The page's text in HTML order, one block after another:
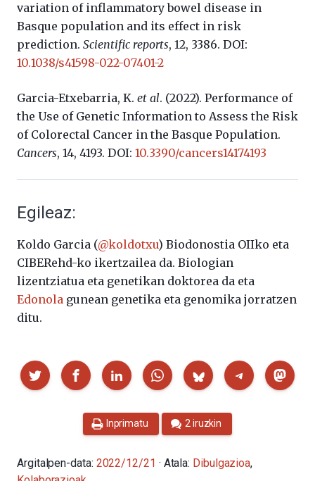
variation of inflammatory bowel disease in
Basque population and its effect in risk
prediction. Scientific reports, 12, 3386. DOI:
10.1038/s41598-022-07401-2
Garcia-Etxebarria, K. et al. (2022). Performance of
the Use of Genetic Information to Assess the Risk
of Colorectal Cancer in the Basque Population.
Cancers, 14, 4193. DOI: 10.3390/cancers14174193
Egileaz:
Koldo Garcia (@koldotxu) Biodonostia OIIko eta
CIBERehd-ko ikertzailea da. Biologian
lizentziatua eta genetikan doktorea da eta
Edonola gunean genetika eta genomika jorratzen
ditu.
Partekatu
Inprimatu 2 iruzkin
Argitalpen-data: 2022/12/21 · Atala: Dibulgazioa,